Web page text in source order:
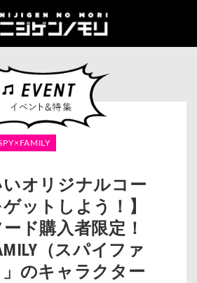
いオリジナルコー
ットしよう！】
ド購入者限定！
（スパイファ
」のキャラクター